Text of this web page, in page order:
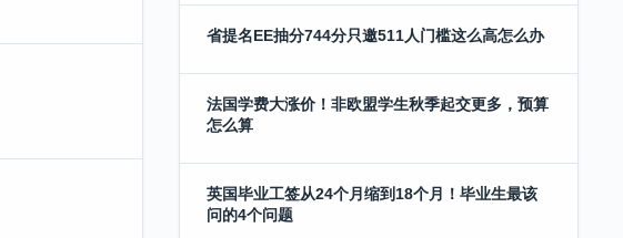
省提名EE抽分744分只邀511人门槛这么高怎么办
法国学费大涨价！非欧盟学生秋季起交更多，预算
怎么算
英国毕业工签从24个月缩到18个月！毕业生最该
问的4个问题